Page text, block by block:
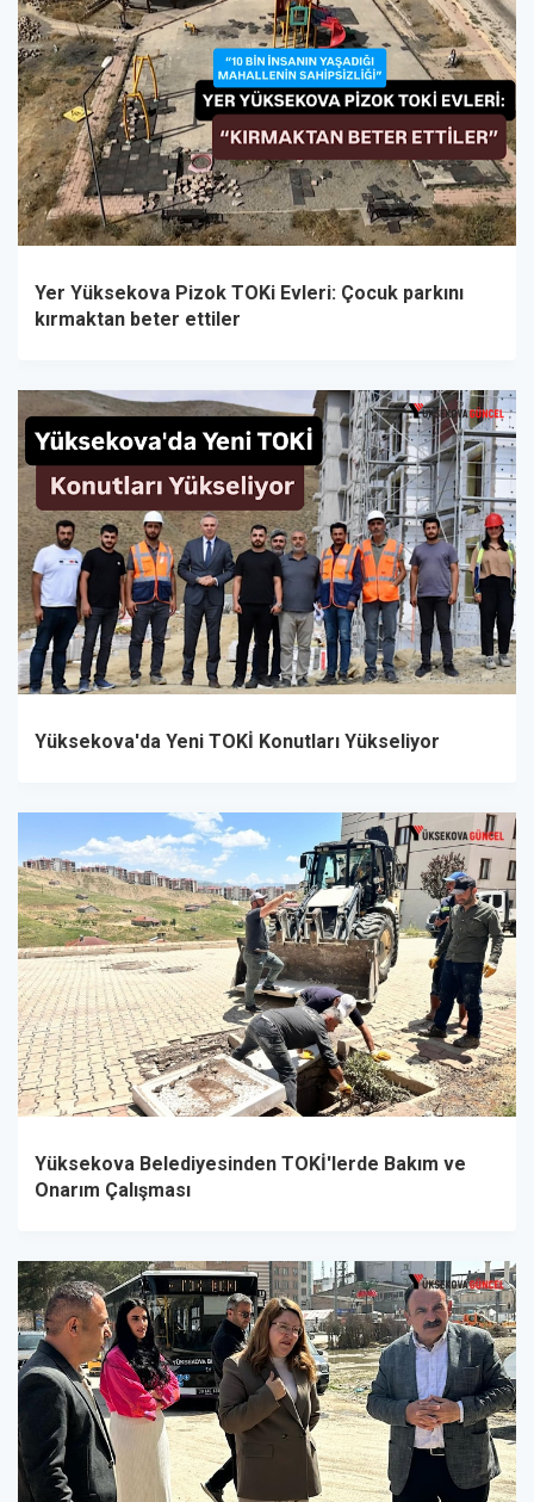
Yer Yüksekova Pizok TOKi Evleri: Çocuk parkını
kırmaktan beter ettiler
Yüksekova'da Yeni TOKİ Konutları Yükseliyor
Yüksekova Belediyesinden TOKİ'lerde Bakım ve
Onarım Çalışması